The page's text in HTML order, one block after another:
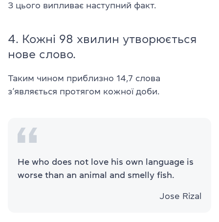
З цього випливає наступний факт.
4. Кожні 98 хвилин утворюється
нове слово.
Таким чином приблизно 14,7 слова
з’являється протягом кожної доби.
He who does not love his own language is
worse than an animal and smelly fish.
Jose Rizal